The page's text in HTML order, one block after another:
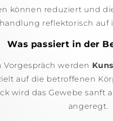
können reduziert und
reflektorisch auf
Was passiert in der
Vorgespräch werden
auf die betroffenen
wird das Gewebe sanft
angeregt.